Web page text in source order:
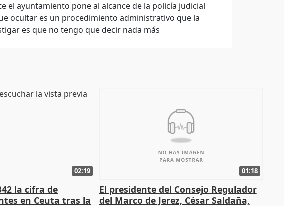
el ayuntamiento pone al alcance de la policía judicial
ocultar es un procedimiento administrativo que la
es que no tengo que decir nada más
02:19
la cifra de
en Ceuta tras la
01:18
El presidente del Consejo Regulador
del Marco de Jerez, César Saldaña,